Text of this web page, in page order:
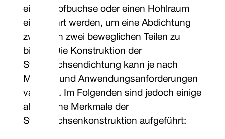
eine Stopfbuchse oder einen Hohlraum
eingeführt werden, um eine Abdichtung
zwischen zwei beweglichen Teilen zu
bilden. Die Konstruktion der
Stopfbuchsendichtung kann je nach
Material und Anwendungsanforderungen
variieren. Im Folgenden sind jedoch einige
allgemeine Merkmale der
Stopfbuchsenkonstruktion aufgeführt: